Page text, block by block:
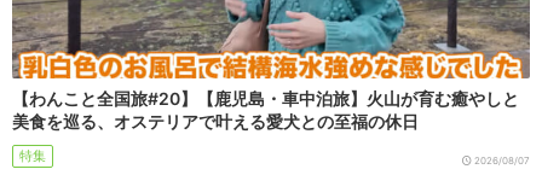
【わんこと全国旅#20】【鹿児島・車中泊旅】火山が育む癒やしと
美食を巡る、オステリアで叶える愛犬との至福の休日
特集 2026/08/07